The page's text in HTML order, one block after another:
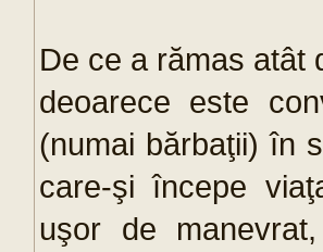
De ce a rămas atât
deoarece este
(numai bărbaţii) în
care-şi începe
uşor de